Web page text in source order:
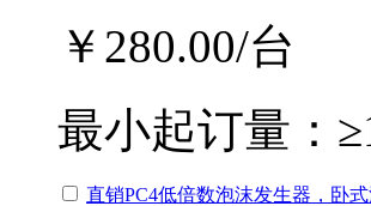
￥280.00/台
最小起订量：
直销PC4低倍数泡沫发生器，卧